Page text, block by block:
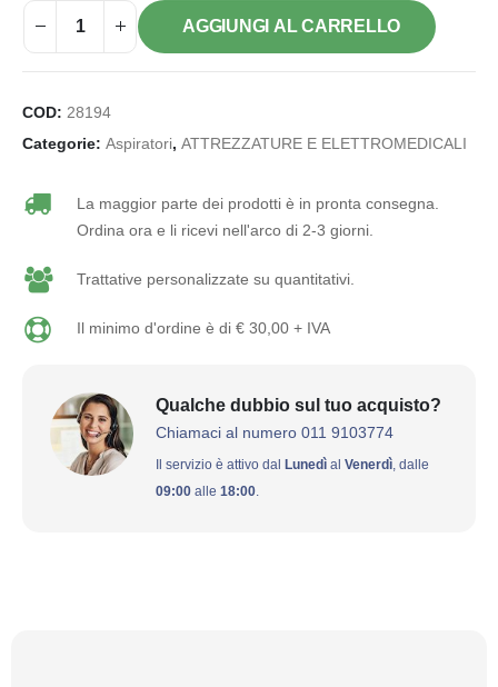
AGGIUNGI AL CARRELLO
COD: 28194
Categorie: Aspiratori, ATTREZZATURE E ELETTROMEDICALI
La maggior parte dei prodotti è in pronta consegna.
Ordina ora e li ricevi nell'arco di 2-3 giorni.
Trattative personalizzate su quantitativi.
Il minimo d'ordine è di € 30,00 + IVA
Qualche dubbio sul tuo acquisto?
Chiamaci al numero 011 9103774
Il servizio è attivo dal Lunedì al Venerdì, dalle
09:00 alle 18:00.